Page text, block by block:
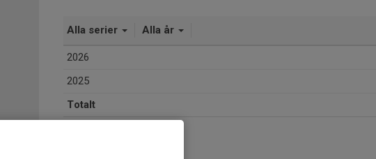
Alla serier Alla år
2026
2025
Totalt